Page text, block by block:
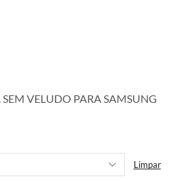
VELUDO PARA SAMSUNG
Limpar